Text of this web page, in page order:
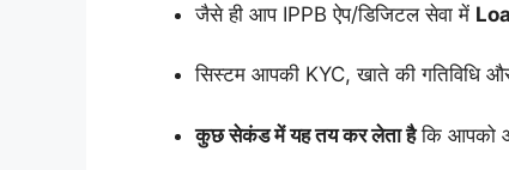
जैसे ही आप IPPB ऐप/डिजिटल सेवा में
सिस्टम आपकी KYC, खाते की गतिविधि
कुछ सेकंड में यह तय कर लेता हैकि आपको